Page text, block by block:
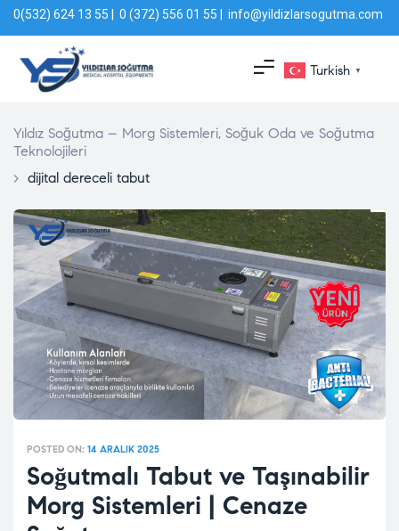
0(532) 624 13 55 | 0 (372) 556 01 55 | info@yildizlarsogutma.com
Turkish ▼
Yıldız Soğutma – Morg Sistemleri, Soğuk Oda ve Soğutma
Teknolojileri
> dijital dereceli tabut
POSTED ON: 14 ARALIK 2025
Soğutmalı Tabut ve Taşınabilir
Morg Sistemleri | Cenaze